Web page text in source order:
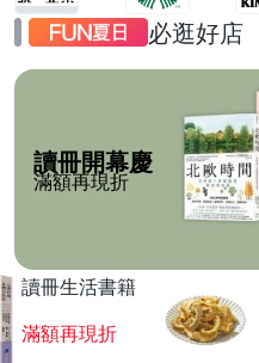
必逛好店
讀冊開幕慶
滿額再現折
讀冊生活書籍
滿額再現折